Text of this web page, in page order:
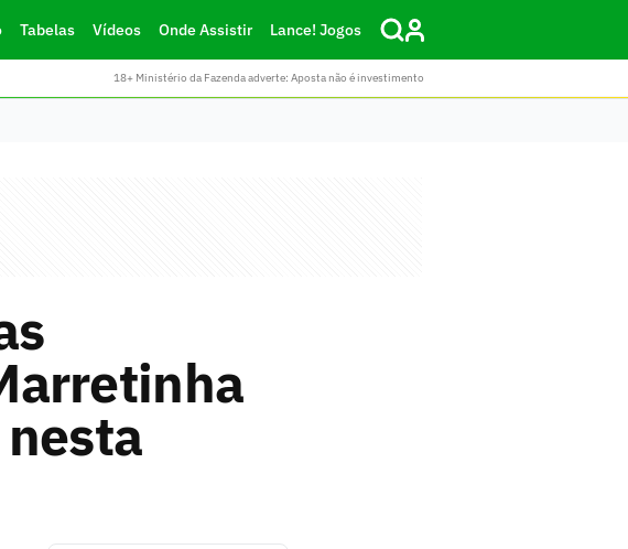
Tabelas Vídeos Onde Assistir Lance! Jogos
18+ Ministério da Fazenda adverte: Aposta não é investimento